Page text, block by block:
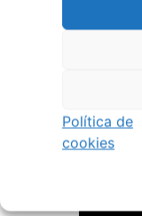
Política de
cookies
1